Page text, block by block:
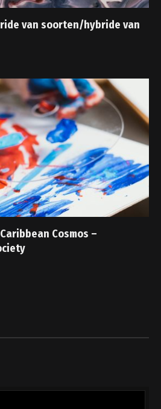
van soorten/hybride van
Cosmos –